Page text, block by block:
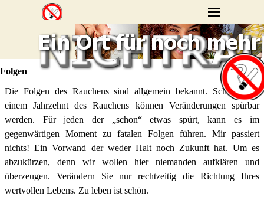
Folgen
Die Folgen des Rauchens sind allgemein bekannt. Schon nach
einem Jahrzehnt des Rauchens können Veränderungen spürbar
werden. Für jeden der „schon“ etwas spürt, kann es im
gegenwärtigen Moment zu fatalen Folgen führen. Mir passiert
nichts! Ein Vorwand der weder Halt noch Zukunft hat. Um es
abzukürzen, denn wir wollen hier niemanden aufklären und
überzeugen. Verändern Sie nur rechtzeitig die Richtung Ihres
wertvollen Lebens. Zu leben ist schön.